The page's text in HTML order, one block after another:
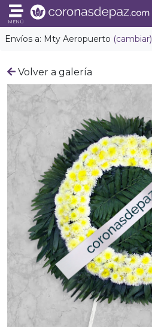
Envíos a: Mty Aeropuerto (cambiar)
MENÚ
Volver a galería